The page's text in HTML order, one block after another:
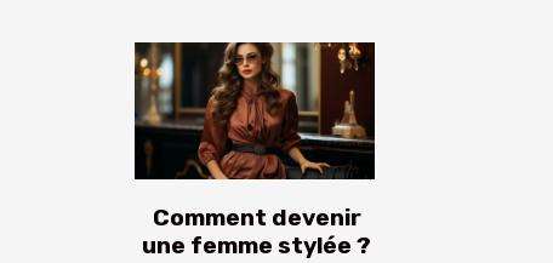
Comment devenir
une femme stylée ?